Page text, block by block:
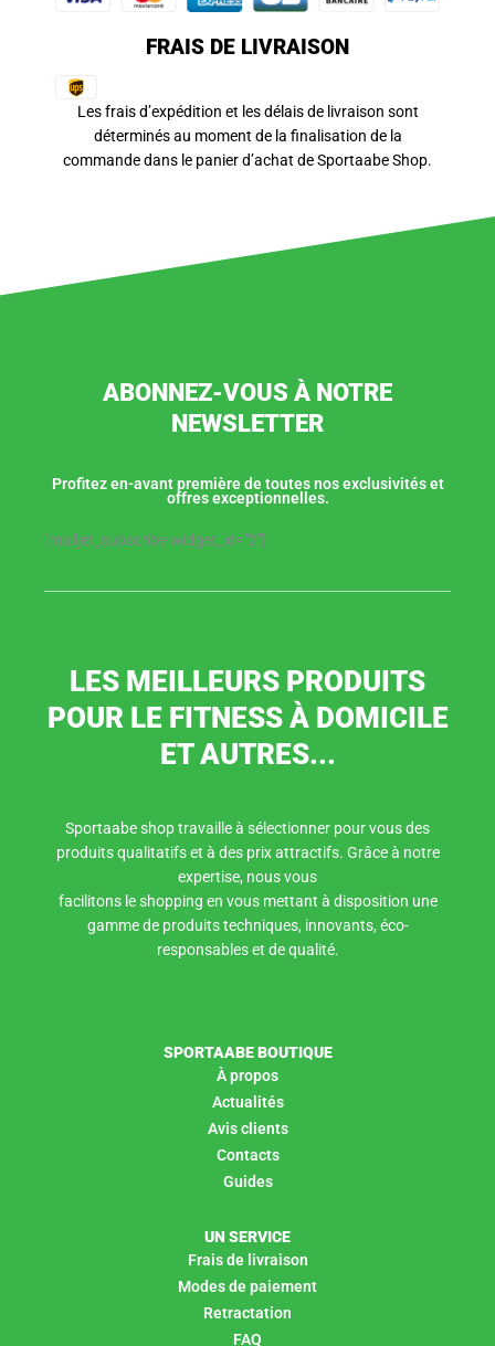
FRAIS DE LIVRAISON
Les frais d’expédition et les délais de livraison sont
déterminés au moment de la finalisation de la
commande dans le panier d’achat de Sportaabe Shop.
ABONNEZ-VOUS À NOTRE
NEWSLETTER
Profitez en-avant première de toutes nos exclusivités et
offres exceptionnelles.
[mailjet_subscribe widget_id="2"]
LES MEILLEURS PRODUITS
POUR LE FITNESS À DOMICILE
ET AUTRES...
Sportaabe shop travaille à sélectionner pour vous des
produits qualitatifs et à des prix attractifs. Grâce à notre
expertise, nous vous
facilitons le shopping en vous mettant à disposition une
gamme de produits techniques, innovants, éco-
responsables et de qualité.
SPORTAABE BOUTIQUE
À propos
Actualités
Avis clients
Contacts
Guides
UN SERVICE
Frais de livraison
Modes de paiement
Retractation
FAQ